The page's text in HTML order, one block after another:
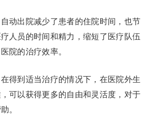
动出院减少了患者的住院时间，也节
人员的时间和精力，缩短了医疗队伍
院的治疗效率。
得到适当治疗的情况下，在医院外生
可以获得更多的自由和灵活度，对于
。